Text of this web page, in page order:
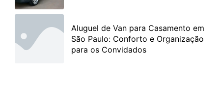
Aluguel de Van para Casamento em
São Paulo: Conforto e Organização
para os Convidados